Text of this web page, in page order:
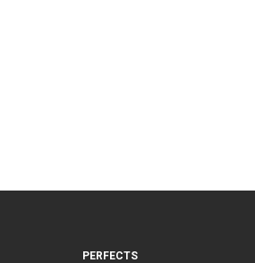
PERFECTS